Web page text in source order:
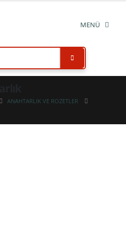
ANAHTARLIK VE ROZETLER